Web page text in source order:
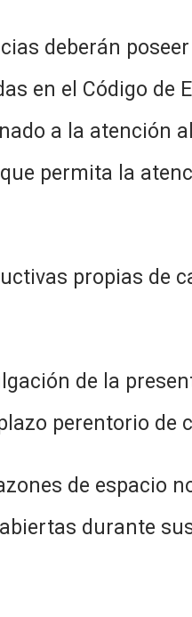
deberán
en el Código de
a la atención
permita la
propias de
de la
perentorio de
de espacio
durante